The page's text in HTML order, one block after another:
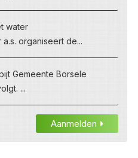
water
organiseert de...
Gemeente Borsele
...
Aanmelden